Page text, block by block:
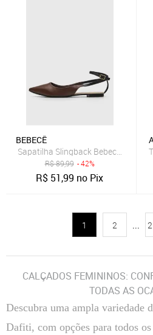
BEBECÊ
Sapatilha Slingback Bebecê Lisa
R$89,99 - 42%
R$ 51,99 no Pix
1 2
CALÇADOS FEMININOS:
TODAS AS
Descubra uma ampla variedade
Dafiti, com opções para todos